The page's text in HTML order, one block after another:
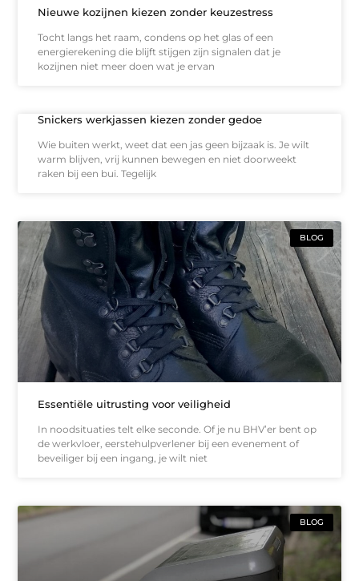
Nieuwe kozijnen kiezen zonder keuzestress
Tocht langs het raam, condens op het glas of een
energierekening die blijft stijgen zijn signalen dat je
kozijnen niet meer doen wat je ervan
Snickers werkjassen kiezen zonder gedoe
Wie buiten werkt, weet dat een jas geen bijzaak is. Je wilt
warm blijven, vrij kunnen bewegen en niet doorweekt
raken bij een bui. Tegelijk
BLOG
Essentiële uitrusting voor veiligheid
In noodsituaties telt elke seconde. Of je nu BHV’er bent op
de werkvloer, eerstehulpverlener bij een evenement of
beveiliger bij een ingang, je wilt niet
BLOG